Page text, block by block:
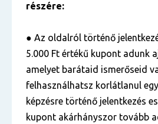
részére:
● Az oldalról történő
5.000 Ft értékű kupont adunk
amelyet barátaid ismerőseid
felhasználhatsz korlátlanul
képzésre történő jelentkezés
kupont akárhányszor tovább